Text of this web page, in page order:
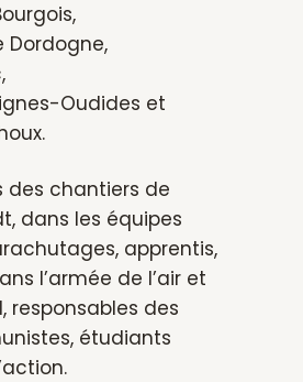
Dordogne,
Oudides et
des chantiers de
dans les équipes
apprentis,
l’armée de l’air et
responsables des
étudiants